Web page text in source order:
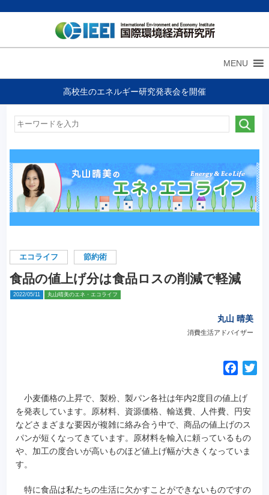
MENU
高校生のエネルギー研究発表会を開催
エコライフ 節約術
食品の値上げ分は食品ロスの削減で軽減
2022/05/11 丸山晴美のエネ・エコライフ
丸山 晴美
消費生活アドバイザー
c
e
b
o
o
小麦価格の上昇で、製粉、製パン各社は年内2度目の値上げ
を発表しています。
原材料、資源価格、輸送費、人件費、円安
などさまざまな要因が複雑に絡み合う中で、商品の値上げのス
パンが短くなってきています。原材料を輸入に頼っているもの
や、加工の度合いが高いものほど値上げ幅が大きくなっていま
す。
特に食品は私たちの生活に欠かすことができないものですの